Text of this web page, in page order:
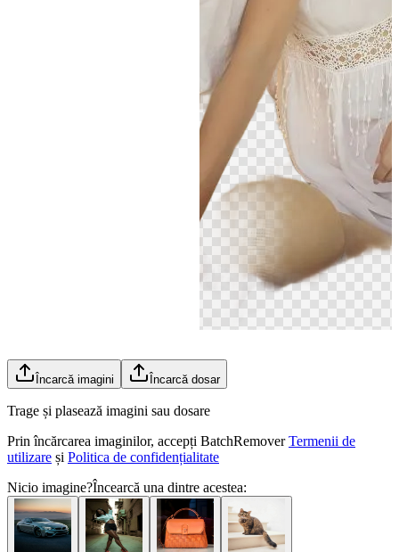
Încarcă imagini Încarcă dosar
Trage și plasează imagini sau dosare
Prin încărcarea imaginilor, accepți BatchRemover Termenii de
utilizare și Politica de confidențialitate
Nicio imagine?Încearcă una dintre acestea: